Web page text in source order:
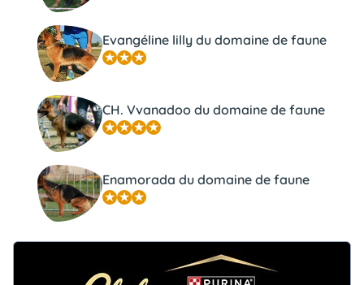
Evangéline lilly du domaine de faune
CH. Vvanadoo du domaine de faune
Enamorada du domaine de faune